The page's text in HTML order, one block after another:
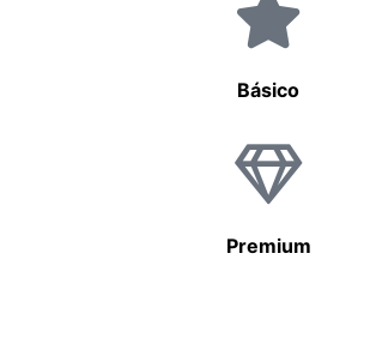
Básico
Premium